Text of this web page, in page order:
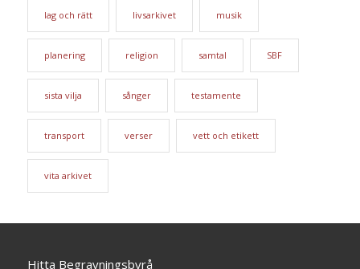
lag och rätt livsarkivet musik
planering religion samtal SBF
sista vilja sånger testamente
transport verser vett och etikett
vita arkivet
Hitta Begravningsbyrå